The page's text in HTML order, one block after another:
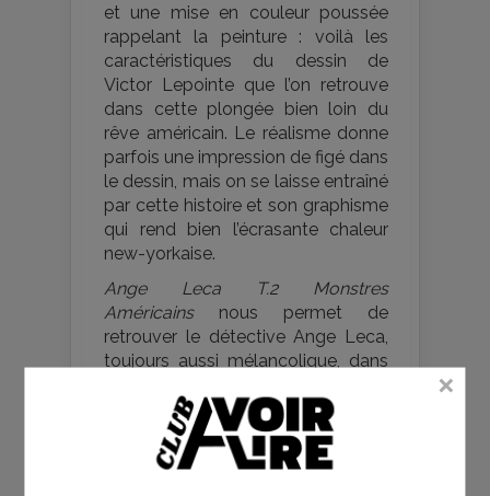
et une mise en couleur poussée
rappelant la peinture : voilà les
caractéristiques du dessin de
Victor Lepointe que l’on retrouve
dans cette plongée bien loin du
rêve américain. Le réalisme donne
parfois une impression de figé dans
le dessin, mais on se laisse entraîné
par cette histoire et son graphisme
qui rend bien l’écrasante chaleur
new-yorkaise.
Ange Leca T.2 Monstres
Américainsnous permet de
retrouver le détective Ange Leca,
toujours aussi mélancolique, dans
contrastant avec le caractère plus
romanesque du personnage
principal.